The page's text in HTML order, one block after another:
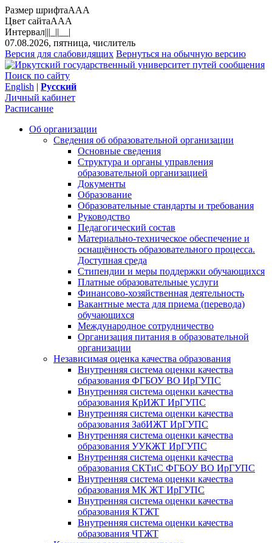
Размер шрифтаAAA
Цвет сайтаAAA
Интервал|||_||__|
07.08.2026, пятница, числитель
Версия для слабовидящих Вернуться на обычную версию
Поиск по сайту
English | Русский
Личный кабинет
Расписание
Об организации
Сведения об образовательной организации
Основные сведения
Структура и органы управления
образовательной организацией
Документы
Образование
Образовательные стандарты и требования
Руководство
Педагогический состав
Материально-техническое обеспечение и
оснащённость образовательного процесса.
Доступная среда
Стипендии и меры поддержки обучающихся
Платные образовательные услуги
Финансово-хозяйственная деятельность
Вакантные места для приема (перевода)
обучающихся
Международное сотрудничество
Организация питания в образовательной
организации
Независимая оценка качества образования
Внутренняя система оценки качества
образования ФГБОУ ВО ИрГУПС
Внутренняя система оценки качества
образования КрИЖТ ИрГУПС
Внутренняя система оценки качества
образования ЗабИЖТ ИрГУПС
Внутренняя система оценки качества
образования УУКЖТ ИрГУПС
Внутренняя система оценки качества
образования СКТиС ФГБОУ ВО ИрГУПС
Внутренняя система оценки качества
образования МК ЖТ ИрГУПС
Внутренняя система оценки качества
образования КТЖТ
Внутренняя система оценки качества
образования ЧТЖТ